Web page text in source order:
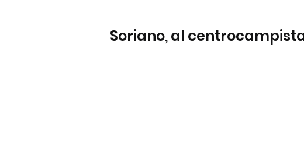
Soriano, al